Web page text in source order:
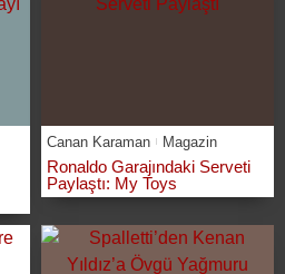
Canan Karaman Magazin
Ronaldo Garajındaki Serveti
Paylaştı: My Toys